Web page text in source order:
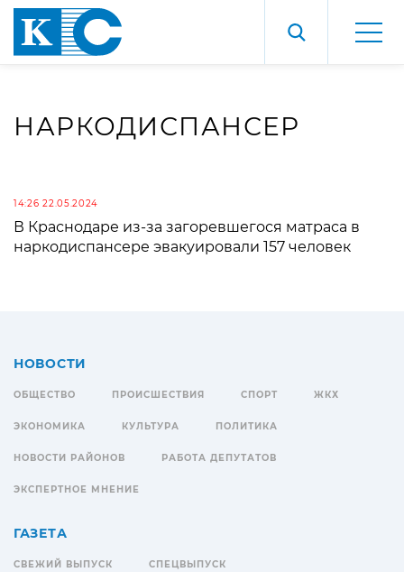
НАРКОДИСПАНСЕР
14:26 22.05.2024
В Краснодаре из-за загоревшегося матраса в
наркодиспансере эвакуировали 157 человек
НОВОСТИ
ОБЩЕСТВО ПРОИСШЕСТВИЯ СПОРТ ЖКХ
ЭКОНОМИКА КУЛЬТУРА ПОЛИТИКА
НОВОСТИ РАЙОНОВ РАБОТА ДЕПУТАТОВ
ЭКСПЕРТНОЕ МНЕНИЕ
ГАЗЕТА
СВЕЖИЙ ВЫПУСК СПЕЦВЫПУСК